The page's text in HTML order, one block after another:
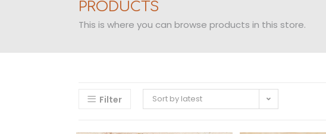
PRODUCTS
This is where you can browse products in this store.
Filter Sort by latest